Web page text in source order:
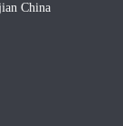
China